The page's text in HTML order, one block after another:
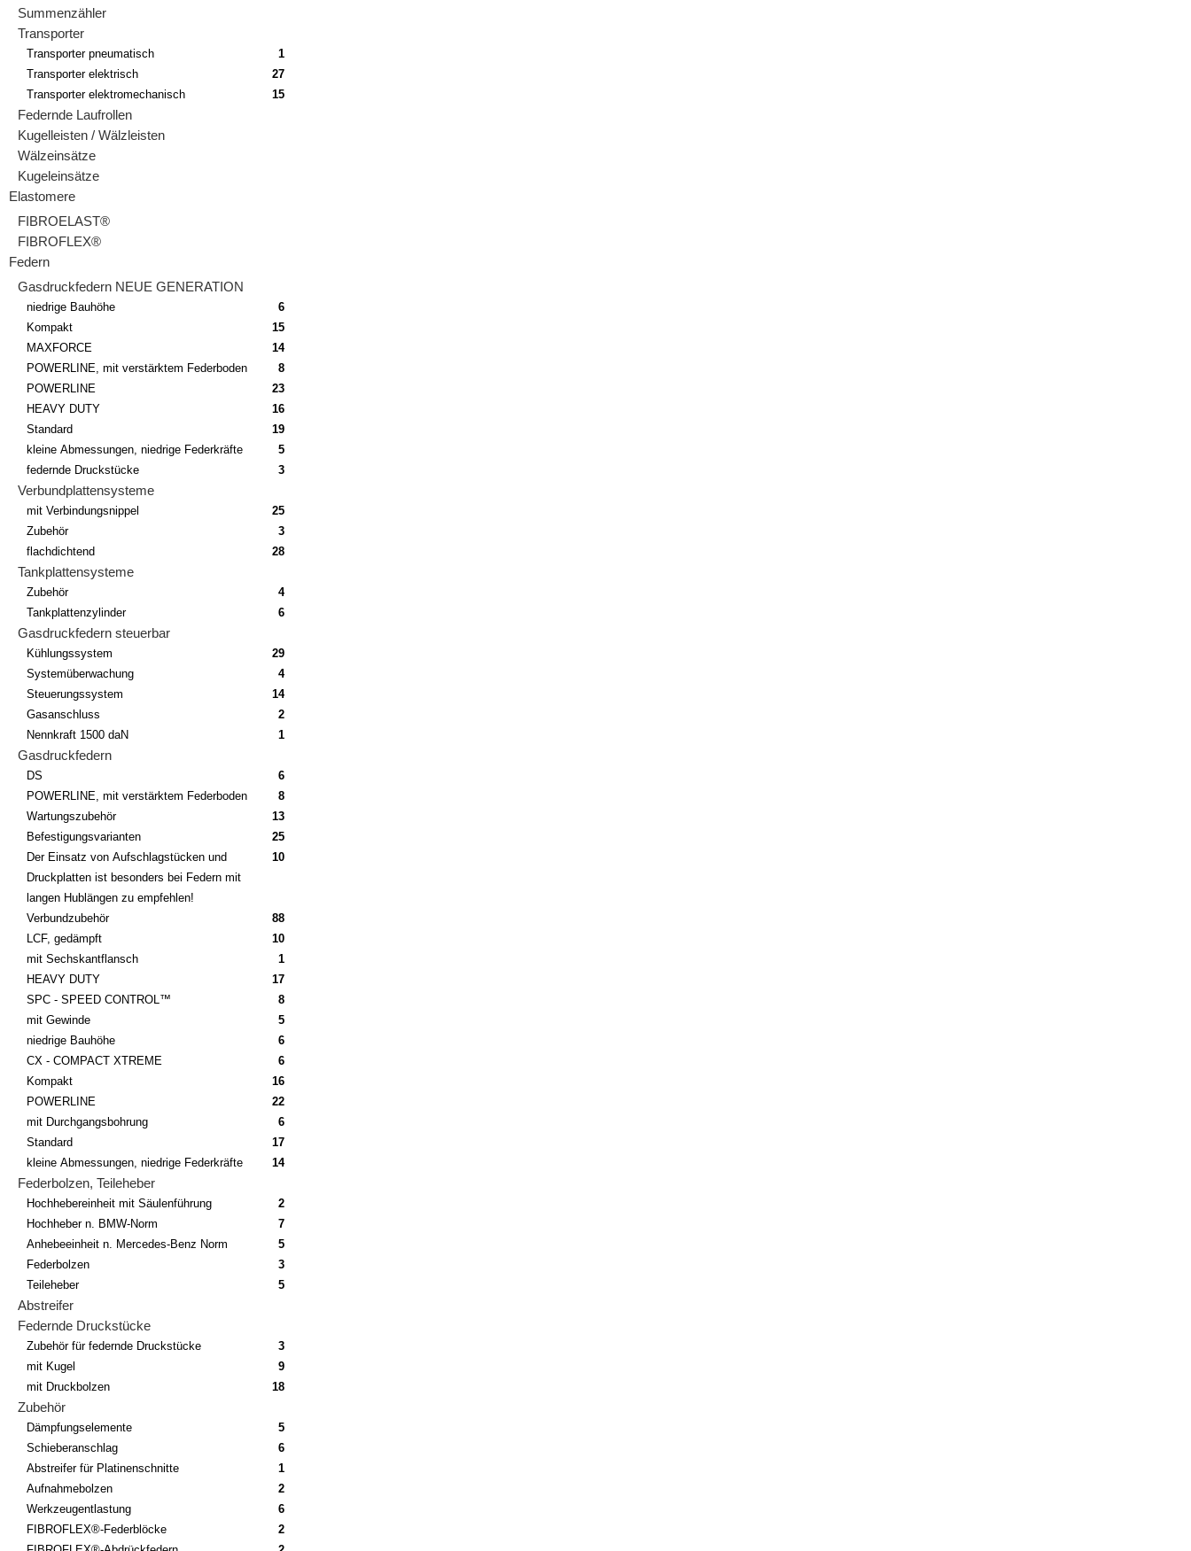
Summenzähler
Transporter
Transporter pneumatisch
1
Transporter elektrisch
27
Transporter elektromechanisch
15
Federnde Laufrollen
Kugelleisten / Wälzleisten
Wälzeinsätze
Kugeleinsätze
Elastomere
FIBROELAST®
FIBROFLEX®
Federn
Gasdruckfedern NEUE GENERATION
niedrige Bauhöhe
6
Kompakt
15
MAXFORCE
14
POWERLINE, mit verstärktem Federboden
8
POWERLINE
23
HEAVY DUTY
16
Standard
19
kleine Abmessungen, niedrige Federkräfte
5
federnde Druckstücke
3
Verbundplattensysteme
mit Verbindungsnippel
25
Zubehör
3
flachdichtend
28
Tankplattensysteme
Zubehör
4
Tankplattenzylinder
6
Gasdruckfedern steuerbar
Kühlungssystem
29
Systemüberwachung
4
Steuerungssystem
14
Gasanschluss
2
Nennkraft 1500 daN
1
Gasdruckfedern
DS
6
POWERLINE, mit verstärktem Federboden
8
Wartungszubehör
13
Befestigungsvarianten
25
Der Einsatz von Aufschlagstücken und
Druckplatten ist besonders bei Federn mit
langen Hublängen zu empfehlen!
10
Verbundzubehör
88
LCF, gedämpft
10
mit Sechskantflansch
1
HEAVY DUTY
17
SPC - SPEED CONTROL™
8
mit Gewinde
5
niedrige Bauhöhe
6
CX - COMPACT XTREME
6
Kompakt
16
POWERLINE
22
mit Durchgangsbohrung
6
Standard
17
kleine Abmessungen, niedrige Federkräfte
14
Federbolzen, Teileheber
Hochhebereinheit mit Säulenführung
2
Hochheber n. BMW-Norm
7
Anhebeeinheit n. Mercedes-Benz Norm
5
Federbolzen
3
Teileheber
5
Abstreifer
Federnde Druckstücke
Zubehör für federnde Druckstücke
3
mit Kugel
9
mit Druckbolzen
18
Zubehör
Dämpfungselemente
5
Schieberanschlag
6
Abstreifer für Platinenschnitte
1
Aufnahmebolzen
2
Werkzeugentlastung
6
FIBROFLEX®-Federblöcke
2